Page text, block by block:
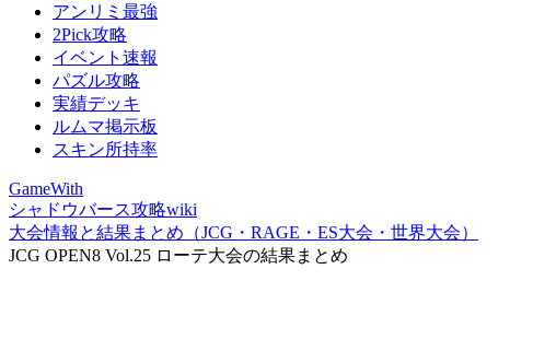
アンリミ最強
2Pick攻略
イベント速報
パズル攻略
実績デッキ
ルムマ掲示板
スキン所持率
GameWith
シャドウバース攻略wiki
大会情報と結果まとめ（JCG・RAGE・ES大会・世界大会）
JCG OPEN8 Vol.25 ローテ大会の結果まとめ